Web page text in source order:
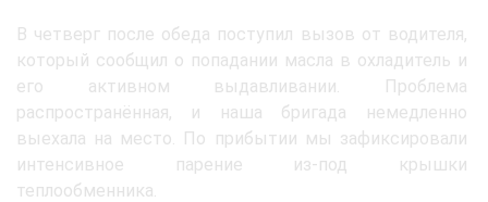
В четверг после обеда поступил вызов от водителя,
который сообщил о попадании масла в охладитель и
его активном выдавливании. Проблема
распространённая, и наша бригада немедленно
выехала на место. По прибытии мы зафиксировали
интенсивное парение из-под крышки
теплообменника.